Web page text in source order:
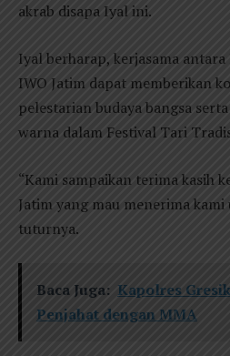
akrab disapa Iyal ini.
Iyal berharap, kerjasama
IWO Jatim dapat memberikan
pelestarian budaya bangsa
warna dalam Festival Tari
“Kami sampaikan terima kasih
Jatim yang mau menerima kami
tuturnya.
Baca Juga: Kapolres
Penjahat dengan MMA